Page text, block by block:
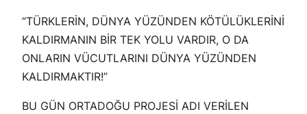
“TÜRKLERİN, DÜNYA YÜZÜNDEN KÖTÜLÜKLERİNİ
KALDIRMANIN BİR TEK YOLU VARDIR, O DA
ONLARIN VÜCUTLARINI DÜNYA YÜZÜNDEN
KALDIRMAKTIR!”
BU GÜN ORTADOĞU PROJESİ ADI VERİLEN